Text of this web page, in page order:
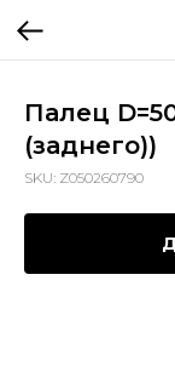
Палец
(заднего))
SKU: Z050260790